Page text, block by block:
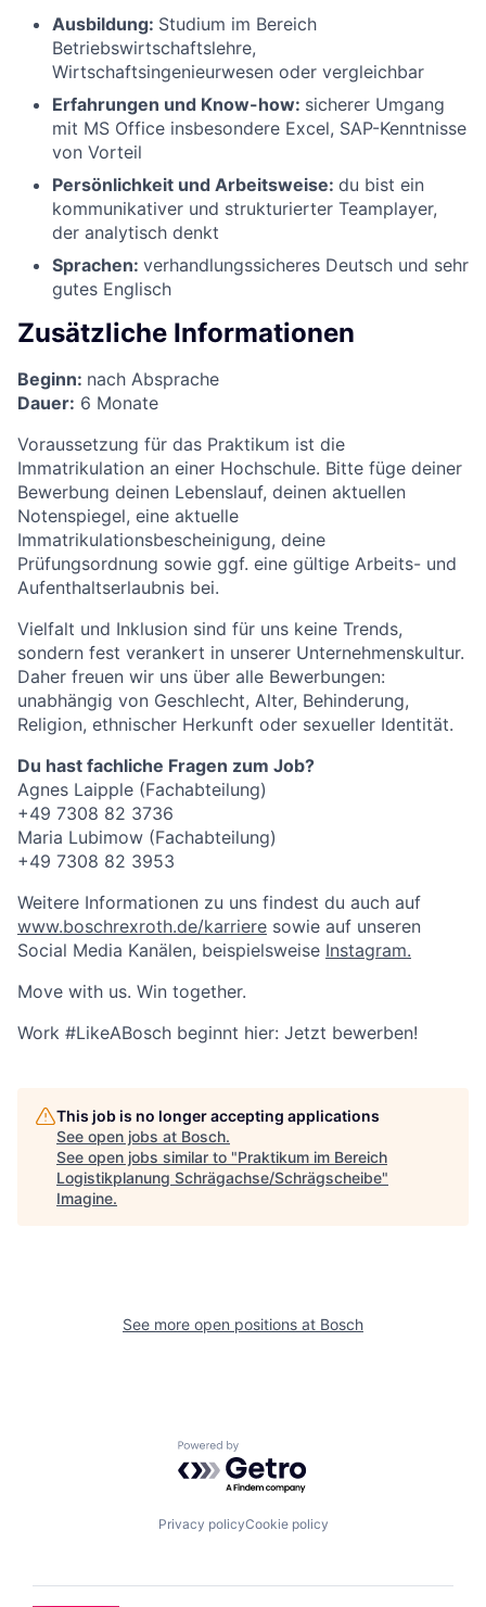
Ausbildung: Studium im Bereich
Betriebswirtschaftslehre,
Wirtschaftsingenieurwesen oder vergleichbar
Erfahrungen und Know-how: sicherer Umgang
mit MS Office insbesondere Excel, SAP-Kenntnisse
von Vorteil
Persönlichkeit und Arbeitsweise: du bist ein
kommunikativer und strukturierter Teamplayer,
der analytisch denkt
Sprachen: verhandlungssicheres Deutsch und sehr
gutes Englisch
Zusätzliche Informationen
Beginn: nach Absprache
Dauer: 6 Monate
Voraussetzung für das Praktikum ist die
Immatrikulation an einer Hochschule. Bitte füge deiner
Bewerbung deinen Lebenslauf, deinen aktuellen
Notenspiegel, eine aktuelle
Immatrikulationsbescheinigung, deine
Prüfungsordnung sowie ggf. eine gültige Arbeits- und
Aufenthaltserlaubnis bei.
Vielfalt und Inklusion sind für uns keine Trends,
sondern fest verankert in unserer Unternehmenskultur.
Daher freuen wir uns über alle Bewerbungen:
unabhängig von Geschlecht, Alter, Behinderung,
Religion, ethnischer Herkunft oder sexueller Identität.
Du hast fachliche Fragen zum Job?
Agnes Laipple (Fachabteilung)
+49 7308 82 3736
Maria Lubimow (Fachabteilung)
+49 7308 82 3953
Weitere Informationen zu uns findest du auch auf
www.boschrexroth.de/karriere sowie auf unseren
Social Media Kanälen, beispielsweise Instagram.
Move with us. Win together.
Work #LikeABosch beginnt hier: Jetzt bewerben!
This job is no longer accepting applications
See open jobs at Bosch.
See open jobs similar to "Praktikum im Bereich
Logistikplanung Schrägachse/Schrägscheibe"
Imagine.
See more open positions at Bosch
Powered by Getro.com
Privacy policyCookie policy